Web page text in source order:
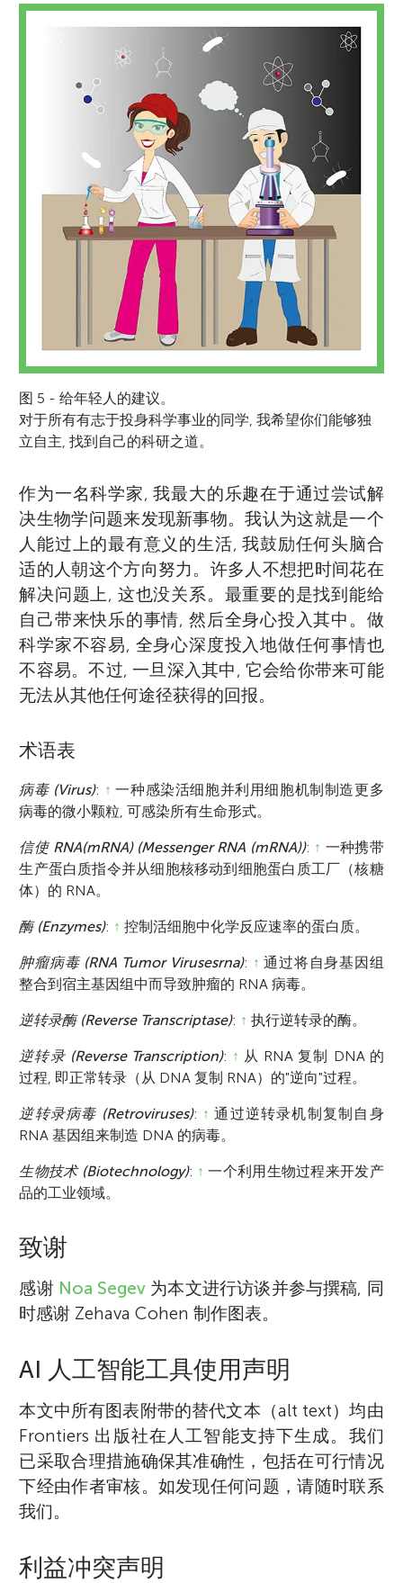
图 5 - 给年轻人的建议。
对于所有有志于投身科学事业的同学, 我希望你们能够独
立自主, 找到自己的科研之道。
作为一名科学家, 我最大的乐趣在于通过尝试解
决生物学问题来发现新事物。我认为这就是一个
人能过上的最有意义的生活, 我鼓励任何头脑合
适的人朝这个方向努力。许多人不想把时间花在
解决问题上, 这也没关系。最重要的是找到能给
自己带来快乐的事情, 然后全身心投入其中。做
科学家不容易, 全身心深度投入地做任何事情也
不容易。不过, 一旦深入其中, 它会给你带来可能
无法从其他任何途径获得的回报。
术语表
病毒 (Virus): ↑ 一种感染活细胞并利用细胞机制制造更多
病毒的微小颗粒, 可感染所有生命形式。
信使 RNA(mRNA) (Messenger RNA (mRNA)): ↑ 一种携带
生产蛋白质指令并从细胞核移动到细胞蛋白质工厂（核糖
体）的 RNA。
酶 (Enzymes): ↑ 控制活细胞中化学反应速率的蛋白质。
肿瘤病毒 (RNA Tumor Virusesrna): ↑ 通过将自身基因组
整合到宿主基因组中而导致肿瘤的 RNA 病毒。
逆转录酶 (Reverse Transcriptase): ↑ 执行逆转录的酶。
逆转录 (Reverse Transcription): ↑ 从 RNA 复制 DNA 的
过程, 即正常转录（从 DNA 复制 RNA）的"逆向"过程。
逆转录病毒 (Retroviruses): ↑ 通过逆转录机制复制自身
RNA 基因组来制造 DNA 的病毒。
生物技术 (Biotechnology): ↑ 一个利用生物过程来开发产
品的工业领域。
致谢
感谢 Noa Segev 为本文进行访谈并参与撰稿, 同
时感谢 Zehava Cohen 制作图表。
AI 人工智能工具使用声明
本文中所有图表附带的替代文本（alt text）均由
Frontiers 出版社在人工智能支持下生成。我们
已采取合理措施确保其准确性，包括在可行情况
下经由作者审核。如发现任何问题，请随时联系
我们。
利益冲突声明